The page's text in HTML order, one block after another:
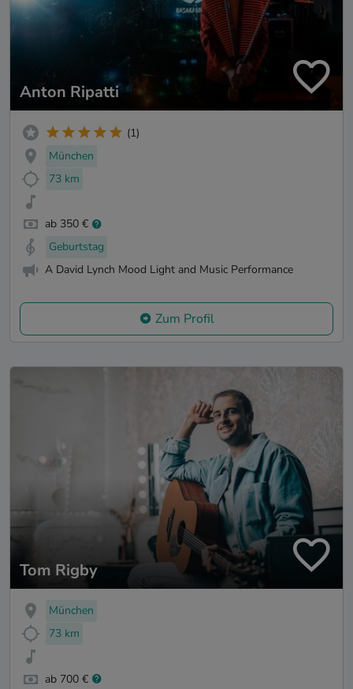
Anton Ripatti
(1)
München
73 km
ab 350 €
Geburtstag
A David Lynch Mood Light and Music Performance
Zum Profil
Tom Rigby
München
73 km
ab 700 €